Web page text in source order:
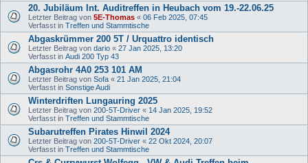
20. Jubiläum Int. Auditreffen in Heubach vom 19.-22.06.25
Letzter Beitrag von 5E-Thomas « 06 Feb 2025, 07:45
Verfasst in Treffen und Stammtische
Abgaskrümmer 200 5T / Urquattro identisch
Letzter Beitrag von dario « 27 Jan 2025, 13:20
Verfasst in Audi 200 Typ 43
Abgasrohr 4A0 253 101 AM
Letzter Beitrag von Sofa « 21 Jan 2025, 21:04
Verfasst in Sonstige Audi
Winterdriften Lungauring 2025
Letzter Beitrag von 200-5T-Driver « 14 Jan 2025, 19:52
Verfasst in Treffen und Stammtische
Subarutreffen Pirates Hinwil 2024
Letzter Beitrag von 200-5T-Driver « 22 Okt 2024, 20:07
Verfasst in Treffen und Stammtische